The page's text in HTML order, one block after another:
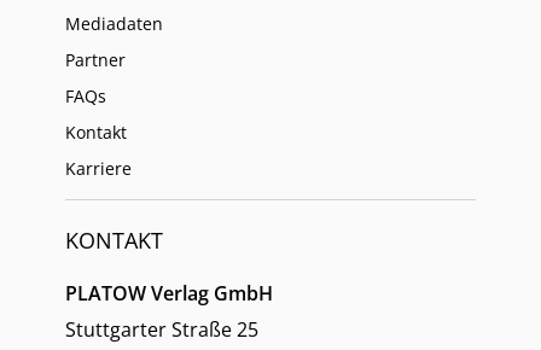
Mediadaten
Partner
FAQs
Kontakt
Karriere
KONTAKT
PLATOW Verlag GmbH
Stuttgarter Straße 25